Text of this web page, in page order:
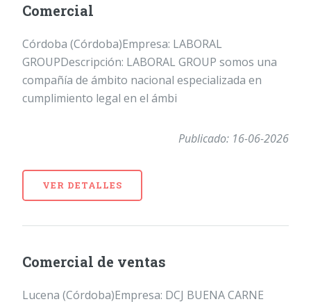
Comercial
Córdoba (Córdoba)Empresa: LABORAL
GROUPDescripción: LABORAL GROUP somos una
compañía de ámbito nacional especializada en
cumplimiento legal en el ámbi
Publicado: 16-06-2026
VER DETALLES
Comercial de ventas
Lucena (Córdoba)Empresa: DCJ BUENA CARNE